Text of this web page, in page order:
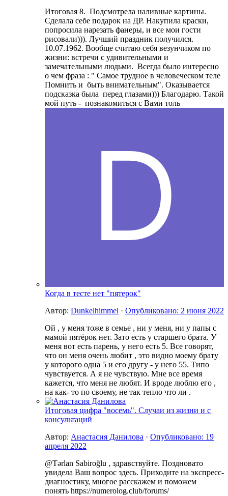
Итоговая 8. Подсмотрела наливные картины.
Сделала себе подарок на ДР. Накупила краски,
попросила нарезать фанеры, и все мои гости
рисовали))). Лучший праздник получился.
10.07.1962. Вообще считаю себя везунчиком по
жизни: встречи с удивительными и
замечательными людьми. Всегда было интересно
о чем фраза : " Самое трудное в человеческом теле
Помнить и быть внимательным". Оказывается
подсказка была перед глазами))) Благодарю. Такой
мой путь - познакомиться с Вами толь
Когда в тесте нет "пятерок"
Автор: Dunkelhimmel · Опубликовано: 2 июня 2022
Ой , у меня тоже в семье , ни у меня, ни у папы с
мамой пятёрок нет. Зато есть у старшего брата. У
меня вот есть парень, у него есть 5. Все говорят,
что он меня очень любит , это видно моему брату
у которого одна 5 и его другу - у него 55. Типо
чувствуется. А я не чувствую. Мне все время
кажется, что меня не любят. И вроде люблю его ,
на как- то по своему, не так тепло что ли .
Итоговая цифра "восемь". Случаи из жизни и с
консультаций
Автор: Анастасия Данилова · Опубликовано: 19
апреля 2022
@Tərlan Sabiroğlu , здравствуйте. Поздновато
увидела Ваш вопрос здесь. Приходите на экспресс-
диагностику, многое расскажем и поможем
понять https://numerolog.club/forums/